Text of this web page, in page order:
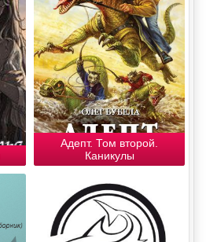
Адепт. Том второй.
Каникулы